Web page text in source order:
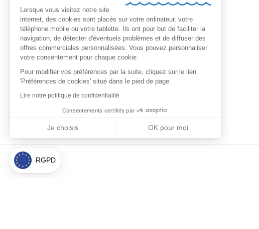
Lorsque vous visitez notre site
internet, des cookies sont placés sur votre ordinateur, votre
téléphone mobile ou votre tablette. Ils ont pour but de faciliter la
navigation, de détecter d'éventuels problèmes et de diffuser des
offres commerciales personnalisées. Vous pouvez personnaliser
votre consentement pour chaque cookie.
Pour modifier vos préférences par la suite, cliquez sur le lien
'Préférences de cookies' situé dans le pied de page.
Lire notre politique de confidentialité
Consentements certifiés par
Je choisis
OK pour moi
Axeptio consent
Plateforme de Gestion du Consentement : Personnalisez vos Options
Notre plateforme vous permet d'adapter et de gérer vos paramètres de
RGPD